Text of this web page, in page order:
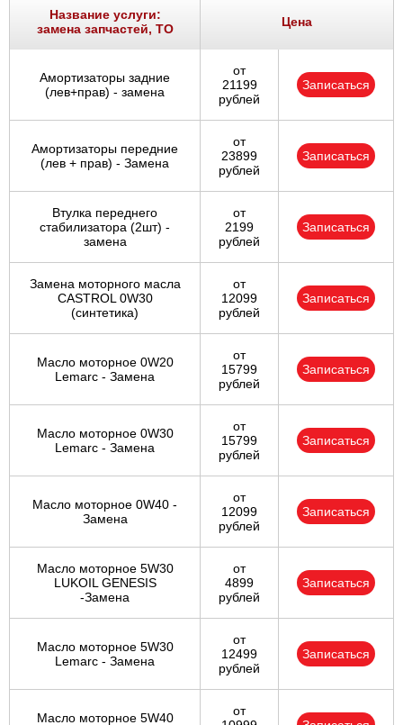
Название услуги:
замена запчастей, ТО
Цена
Амортизаторы задние
(лев+прав) - замена
от
21199
рублей
Записаться
Амортизаторы передние
(лев + прав) - Замена
от
23899
рублей
Записаться
Втулка переднего
стабилизатора (2шт) -
замена
от
2199
рублей
Записаться
Замена моторного масла
CASTROL 0W30
(синтетика)
от
12099
рублей
Записаться
Масло моторное 0W20
Lemarc - Замена
от
15799
рублей
Записаться
Масло моторное 0W30
Lemarc - Замена
от
15799
рублей
Записаться
Масло моторное 0W40 -
Замена
от
12099
рублей
Записаться
Масло моторное 5W30
LUKOIL GENESIS
-Замена
от
4899
рублей
Записаться
Масло моторное 5W30
Lemarc - Замена
от
12499
рублей
Записаться
Масло моторное 5W40
от